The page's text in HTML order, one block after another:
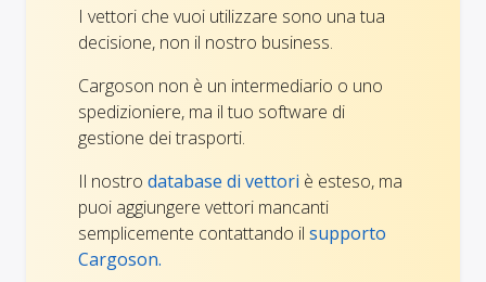
I vettori che vuoi utilizzare sono una tua
decisione, non il nostro business.
Cargoson non è un intermediario o uno
spedizioniere, ma il tuo software di
gestione dei trasporti.
Il nostro database di vettori è esteso, ma
puoi aggiungere vettori mancanti
semplicemente contattando il supporto
Cargoson.